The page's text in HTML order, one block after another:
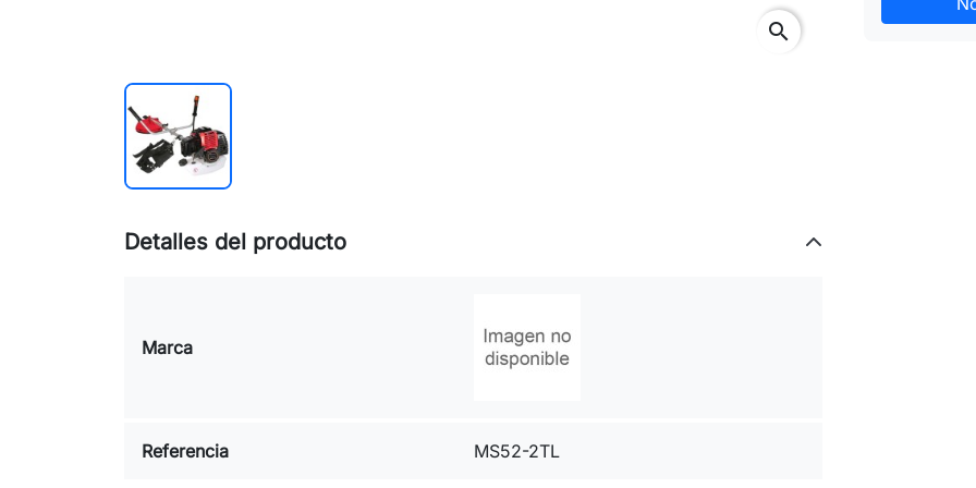
search
Detalles del producto
Marca
Referencia MS52-2TL